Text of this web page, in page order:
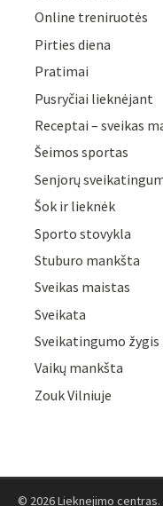
Online treniruotės
Pirties diena
Pratimai
Pusryčiai lieknėjant
Receptai – sveikas
Šeimos sportas
Senjorų
Šok ir lieknėk
Sporto stovykla
Stuburo mankšta
Sveikas maistas
Sveikata
Sveikatingumo žygis
Vaikų mankšta
Zouk Vilniuje
© 2026 Lieknejimo